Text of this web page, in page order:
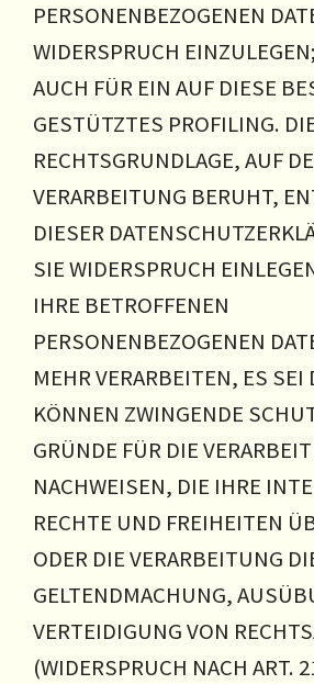
PERSONENBEZOGENEN
WIDERSPRUCH
AUCH FÜR EIN AUF DIESE
GESTÜTZTES PROFILING.
RECHTSGRUNDLAGE, AUF
VERARBEITUNG BERUHT,
DIESER
SIE WIDERSPRUCH
IHRE BETROFFENEN
PERSONENBEZOGENEN
MEHR VERARBEITEN, ES SEI
KÖNNEN ZWINGENDE
GRÜNDE FÜR DIE
NACHWEISEN, DIE IHRE
RECHTE UND FREIHEITEN
ODER DIE VERARBEITUNG
GELTENDMACHUNG,
VERTEIDIGUNG VON
(WIDERSPRUCH NACH ART.